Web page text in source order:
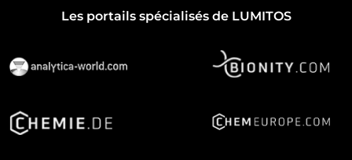
Les portails spécialisés de LUMITOS